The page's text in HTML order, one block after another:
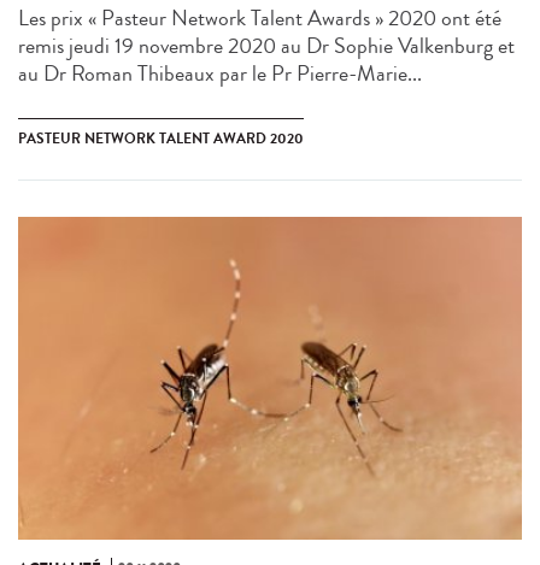
Les prix « Pasteur Network Talent Awards » 2020 ont été
remis jeudi 19 novembre 2020 au Dr Sophie Valkenburg et
au Dr Roman Thibeaux par le Pr Pierre-Marie...
PASTEUR NETWORK TALENT AWARD 2020